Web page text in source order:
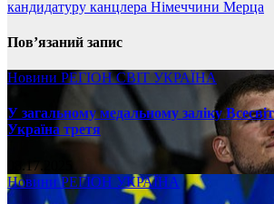
кандидатуру канцлера Німеччини Мерца
Пов’язаний запис
Новини РЕГІОНСВІТ УКРАЇНА
У загальному медальному заліку
Україна третя
08.17.2025
НовиниРЕГІОН УКРАЇНА